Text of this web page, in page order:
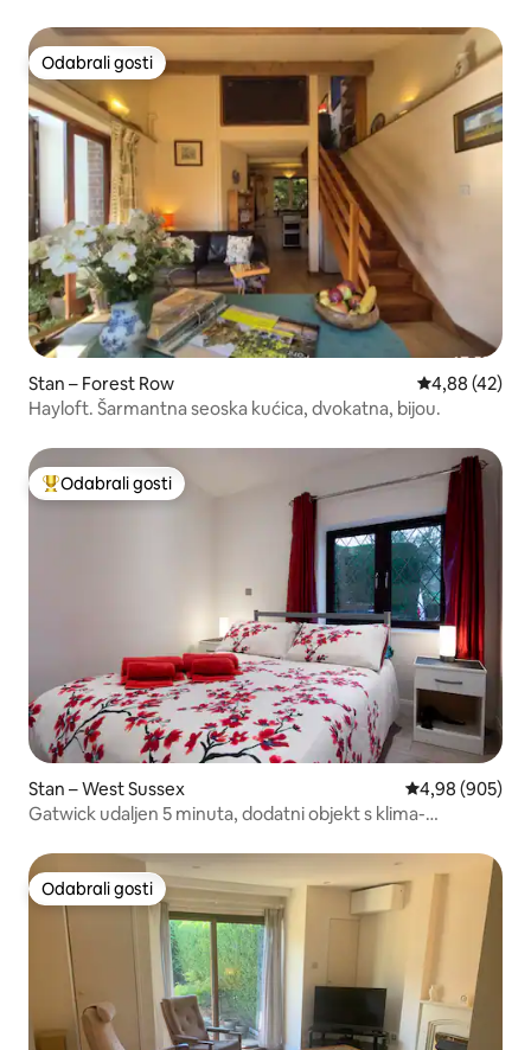
Odabrali gosti
Odabrali gosti
Stan – Forest Row Prosječna
4,88 (42)
Hayloft. Šarmantna seoska kućica, dvokatna, bijou.
Među najviše rangiranima s oznakom „Odabrali gosti”
Odabrali gosti
Stan – West Sussex Prosječna
4,98 (905)
Gatwick udaljen 5 minuta, dodatni objekt s klima-
Odabrali gosti
Odabrali gosti